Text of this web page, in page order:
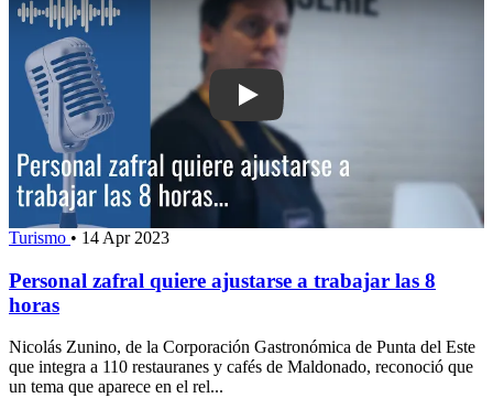
Play: Personal zafral quiere ajustarse
Turismo • 14 Apr 2023
Personal zafral quiere ajustarse a trabajar las 8
horas
Nicolás Zunino, de la Corporación Gastronómica de Punta del Este
que integra a 110 restauranes y cafés de Maldonado, reconoció que
un tema que aparece en el rel...